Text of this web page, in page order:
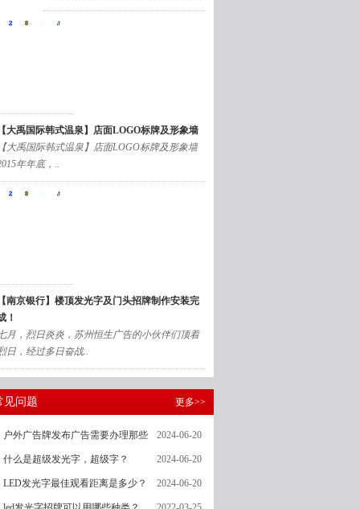
【大禹国际韩式温泉】店面LOGO标牌及形象墙
【大禹国际韩式温泉】店面LOGO标牌及形象墙
年年底，..
【南京银行】楼顶发光字及门头招牌制作安装完
！
月，烈日炎炎，苏州恒生广告的小伙伴们顶着
日，经过多日奋战..
见问题 更多>>
2024-06-20
户外广告牌发布广告需要办理那些
2024-06-20
什么是超级发光字，超级字？
2024-06-20
LED发光字最佳观看距离是多少？